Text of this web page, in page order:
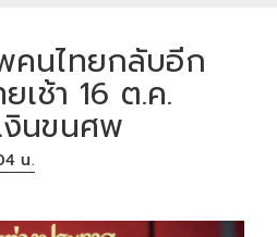
คนไทยกลับอีก
เช้า 16 ต.ค.
งินขนศพ
น.